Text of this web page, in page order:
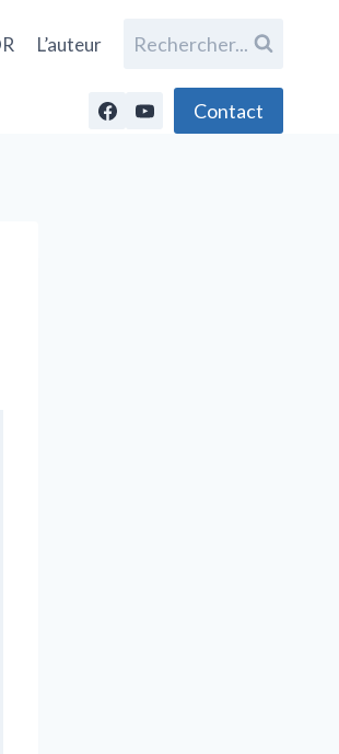
L’auteur Rechercher...
Contact